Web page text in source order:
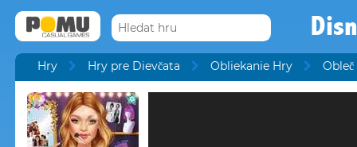
Hry Hry pre Dievčata Obliekanie Hry